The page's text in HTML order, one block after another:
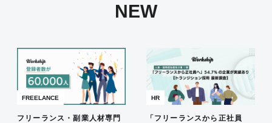
NEW
FREELANCE
フリーランス・副業人材専門
HR
「フリーランスから正社員